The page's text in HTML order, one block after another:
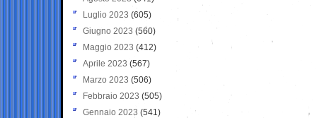
Luglio 2023 (605)
Giugno 2023 (560)
Maggio 2023 (412)
Aprile 2023 (567)
Marzo 2023 (506)
Febbraio 2023 (505)
Gennaio 2023 (541)